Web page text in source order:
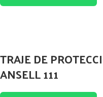
TRAJE DE
ANSELL 111